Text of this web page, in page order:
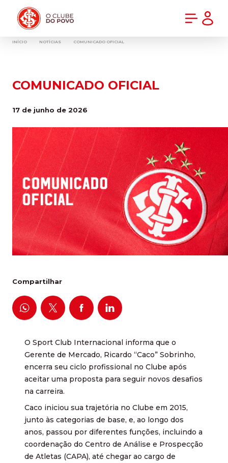
INÍCIO NOTÍCIAS COMUNICADO OFICIAL
COMUNICADO OFICIAL
17 de junho de 2026
Compartilhar
O Sport Club Internacional informa que o
Gerente de Mercado, Ricardo “Caco” Sobrinho,
encerra seu ciclo profissional no Clube após
aceitar uma proposta para seguir novos desafios
na carreira.
Caco iniciou sua trajetória no Clube em 2015,
junto às categorias de base, e, ao longo dos
anos, passou por diferentes funções, incluindo a
coordenação do Centro de Análise e Prospecção
de Atletas (CAPA), até chegar ao cargo de